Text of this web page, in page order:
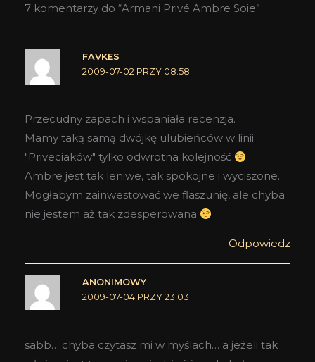
7 komentarzy do “Armani Privé Ambre Soie”
FAVKES
2009-07-02 PRZY 08:58
Przecudny zapach i wspaniała recenzja.
Mamy taką samą dwójkę ulubieńców w linii
"Priveciaków" tylko odwrotna kolejność
Ambre jest tak leniwe, tak spokojne i wyciszone.
Mogłabym zainwestować we flaszunię, ale chyba
nie jestem aż tak zdesperowana
Odpowiedz
ANONIMOWY
2009-07-04 PRZY 23:03
sabb… chyba czytasz mi w myślach… a jeżeli tak